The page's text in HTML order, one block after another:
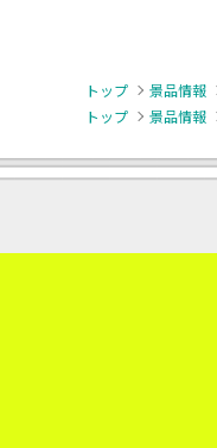
トップ 景品情報
トップ
景品情報